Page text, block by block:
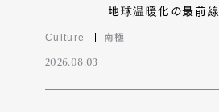
地球温暖化の最前線
Culture 南極
2026.08.03